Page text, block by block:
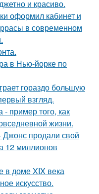
и красиво.
оформил кабинет и
в современном
в Нью-йорке по
гораздо большую
взгляд.
- пример того, как
жизни.
Джонс продали свой
12 миллионов
в доме XIX века
искусство.